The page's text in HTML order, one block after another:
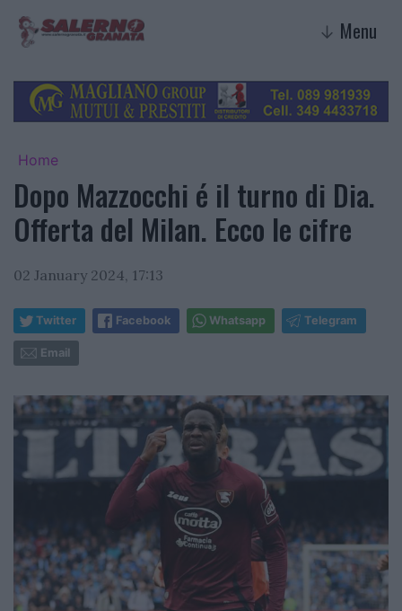
↓ Menu
Home
Dopo Mazzocchi é il turno di Dia.
Offerta del Milan. Ecco le cifre
02 January 2024, 17:13
Twitter Facebook Whatsapp Telegram
Email